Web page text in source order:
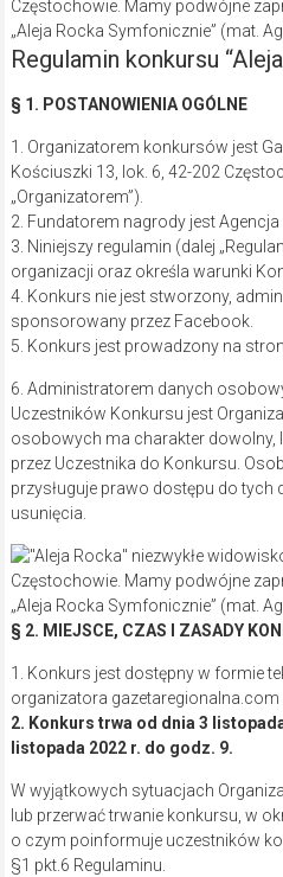
„Aleja Rocka Symfonicznie” (mat.
Regulamin konkursu
§ 1. POSTANOWIENIA OGÓLNE
1. Organizatorem konkursów jest
Kościuszki 13, lok. 6, 42-202
„Organizatorem”).
2. Fundatorem nagrody jest Agencja
3. Niniejszy regulamin (dalej
organizacji oraz określa warunki
4. Konkurs nie jest stworzony,
sponsorowany przez Facebook.
5. Konkurs jest prowadzony na
6. Administratorem danych
Uczestników Konkursu jest
osobowych ma charakter dowolny,
przez Uczestnika do Konkursu.
przysługuje prawo dostępu do tych
usunięcia.
„Aleja Rocka Symfonicznie” (mat.
§ 2. MIEJSCE, CZAS I ZASADY
1. Konkurs jest dostępny w formie
organizatora gazetaregionalna.com
2. Konkurs trwa od dnia 3
listopada 2022 r. do godz. 9.
W wyjątkowych sytuacjach
lub przerwać trwanie konkursu, w
o czym poinformuje uczestników
§1 pkt.6 Regulaminu.